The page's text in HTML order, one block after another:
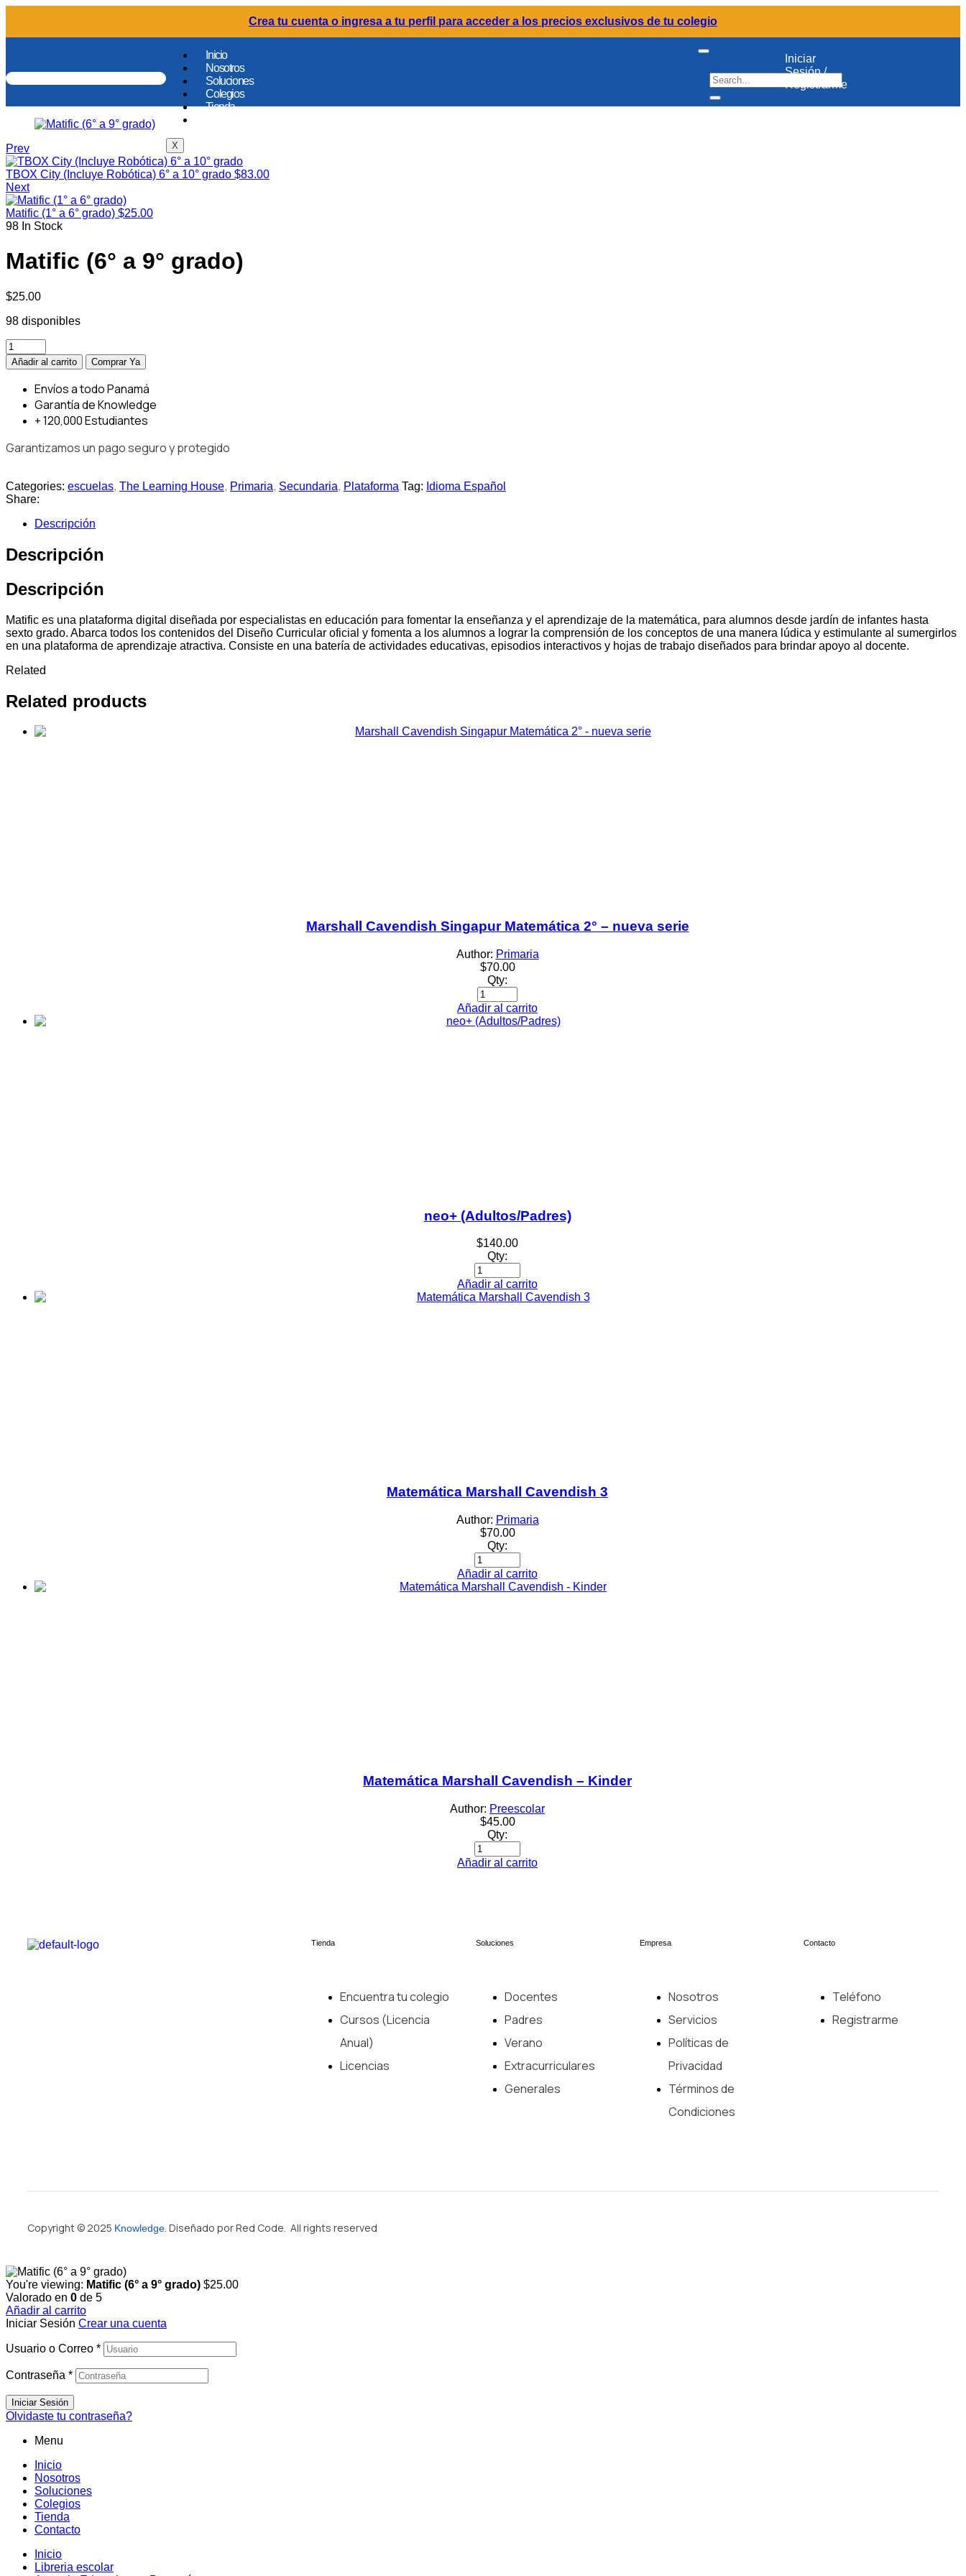
Crea tu cuenta o ingresa a tu perfil para acceder a los precios exclusivos de tu colegio
Inicio
Nosotros
Soluciones
Colegios
Tienda
X
Iniciar
Sesión /
Registrarme
Prev
TBOX City (Incluye Robótica) 6° a 10° grado $83.00
Next
Matific (1° a 6° grado) $25.00
98 In Stock
Matific (6° a 9° grado)
$25.00
98 disponibles
Añadir al carrito Comprar Ya
Envíosa todo Panamá
Garantíade Knowledge
+ 120,000Estudiantes
Garantizamos un pago seguro y protegido
Categories: escuelas, The Learning House, Primaria, Secundaria, Plataforma Tag: Idioma Español
Share:
Descripción
Descripción
Descripción
Matific es una plataforma digital diseñada por especialistas en educación para fomentar la enseñanza y el aprendizaje de la matemática, para alumnos desde jardín de infantes hasta
sexto grado. Abarca todos los contenidos del Diseño Curricular oficial y fomenta a los alumnos a lograr la comprensión de los conceptos de una manera lúdica y estimulante al sumergirlos
en una plataforma de aprendizaje atractiva. Consiste en una batería de actividades educativas, episodios interactivos y hojas de trabajo diseñados para brindar apoyo al docente.
Related
Related products
Marshall Cavendish Singapur Matemática 2° – nueva serie
Author: Primaria
$70.00
Qty:
Añadir al carrito
neo+ (Adultos/Padres)
$140.00
Qty:
Añadir al carrito
Matemática Marshall Cavendish 3
Author: Primaria
$70.00
Qty:
Añadir al carrito
Matemática Marshall Cavendish – Kinder
Author: Preescolar
$45.00
Qty:
Añadir al carrito
Tienda
Encuentra tu colegio
Cursos (Licencia
Anual)
Licencias
Soluciones
Docentes
Padres
Verano
Extracurriculares
Generales
Empresa
Nosotros
Servicios
Políticas de
Privacidad
Términos de
Condiciones
Contacto
Teléfono
Registrarme
Copyright © 2025 Knowledge. Diseñado por Red Code. All rights reserved
You're viewing: Matific (6° a 9° grado) $25.00
Valorado en 0 de 5
Añadir al carrito
Iniciar Sesión Crear una cuenta
Usuario o Correo *
Contraseña *
Iniciar Sesión
Olvidaste tu contraseña?
Menu
Inicio
Nosotros
Soluciones
Colegios
Tienda
Contacto
Inicio
Libreria escolar